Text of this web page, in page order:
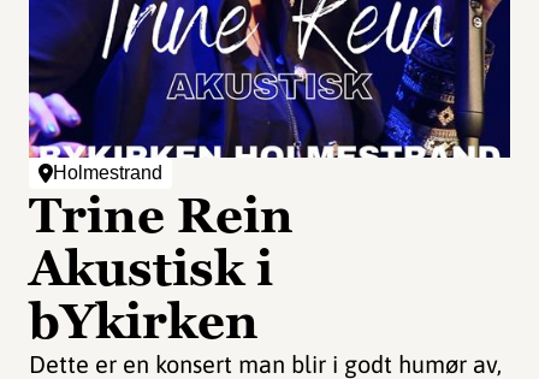
Holmestrand
Trine Rein
Akustisk i
bYkirken
Dette er en konsert man blir i godt humør av,